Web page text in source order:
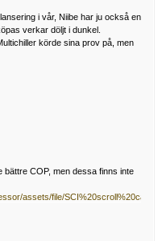
i vår, Niibe har ju också en
verkar döljt i dunkel.
körde sina prov på, men
bättre COP, men dessa finns inte
assets/file/